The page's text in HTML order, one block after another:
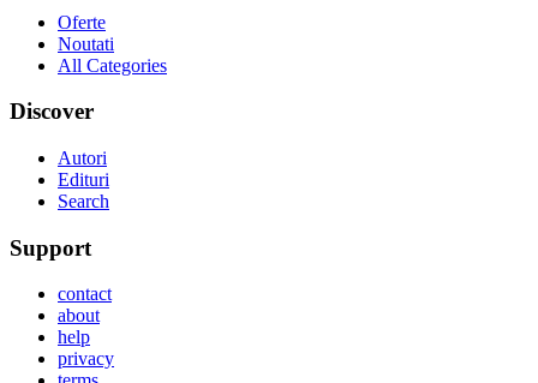
Oferte
Noutati
All Categories
Discover
Autori
Edituri
Search
Support
contact
about
help
privacy